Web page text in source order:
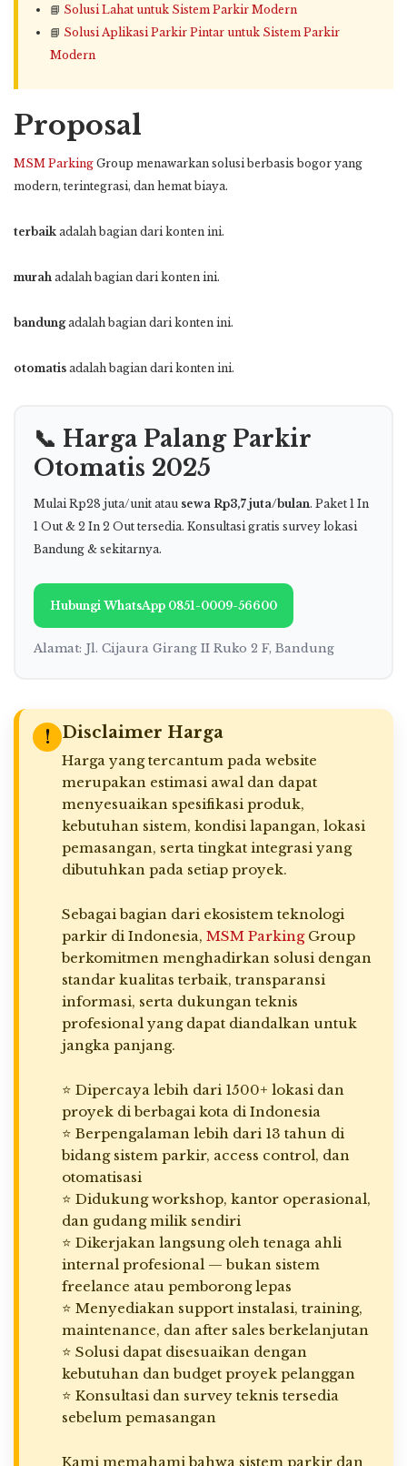
📘 Solusi Lahat untuk Sistem Parkir Modern
📘 Solusi Aplikasi Parkir Pintar untuk Sistem Parkir
Modern
Proposal
MSM Parking Group menawarkan solusi berbasis bogor yang
modern, terintegrasi, dan hemat biaya.
terbaik adalah bagian dari konten ini.
murah adalah bagian dari konten ini.
bandungadalah bagian dari konten ini.
otomatis adalah bagian dari konten ini.
📞 Harga Palang Parkir
Otomatis 2025
Mulai Rp28 juta/unit atau sewa Rp3,7 juta/bulan. Paket 1 In
1 Out & 2 In 2 Out tersedia. Konsultasi gratis survey lokasi
Bandung & sekitarnya.
Hubungi WhatsApp 0851-0009-56600
Alamat: Jl. Cijaura Girang II Ruko 2 F, Bandung
! Disclaimer Harga
Harga yang tercantum pada website
merupakan estimasi awal dan dapat
menyesuaikan spesifikasi produk,
kebutuhan sistem, kondisi lapangan, lokasi
pemasangan, serta tingkat integrasi yang
dibutuhkan pada setiap proyek.
Sebagai bagian dari ekosistem teknologi
parkir di Indonesia, MSM ParkingGroup
berkomitmen menghadirkan solusi dengan
standar kualitas terbaik, transparansi
informasi, serta dukungan teknis
profesional yang dapat diandalkan untuk
jangka panjang.
⭐ Dipercaya lebih dari 1500+ lokasi dan
proyek di berbagai kota di Indonesia
⭐ Berpengalaman lebih dari 13 tahun di
bidang sistem parkir, access control, dan
otomatisasi
⭐ Didukung workshop, kantor operasional,
dan gudang milik sendiri
⭐ Dikerjakan langsung oleh tenaga ahli
internal profesional — bukan sistem
freelance atau pemborong lepas
⭐ Menyediakan support instalasi, training,
maintenance, dan after sales berkelanjutan
⭐ Solusi dapat disesuaikan dengan
kebutuhan dan budget proyek pelanggan
⭐ Konsultasi dan survey teknis tersedia
sebelum pemasangan
Kami memahami bahwa sistem parkir dan